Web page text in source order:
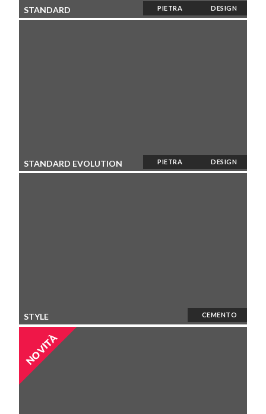
STANDARD PIETRA DESIGN
STANDARD EVOLUTION PIETRA DESIGN
STYLE CEMENTO
NOVITÀ